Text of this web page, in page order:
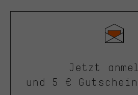
Jetzt
und 5 €